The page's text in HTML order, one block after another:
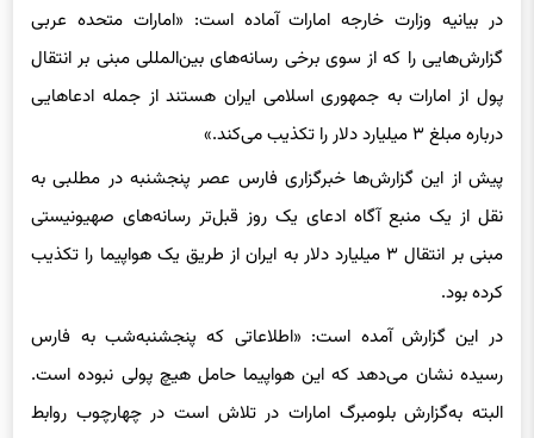
گزارش‌هایی را که از سوی برخی رسانه‌های بین‌المللی مبنی بر انتقال
پول از امارات به جمهوری اسلامی ایران هستند از جمله ادعاهایی
درباره مبلغ ۳ میلیارد دلار را تکذیب می‌کند.»
پیش از این گزارش‌ها خبرگزاری فارس عصر پنجشنبه در مطلبی به
نقل از یک منبع آگاه ادعای یک روز قبل‌تر رسانه‌های صهیونیستی
مبنی بر انتقال ۳ میلیارد دلار به ایران از طریق یک هواپیما را تکذیب
کرده بود.
در این گزارش آمده است: «اطلاعاتی که پنجشنبه‌شب به فارس
رسیده نشان می‌دهد که این هواپیما حامل هیچ پولی نبوده است.
البته به‌گزارش بلومبرگ امارات در تلاش است در چهارچوب روابط
دوجانبه با ایران، دست به تنش‌زدایی بزند.»